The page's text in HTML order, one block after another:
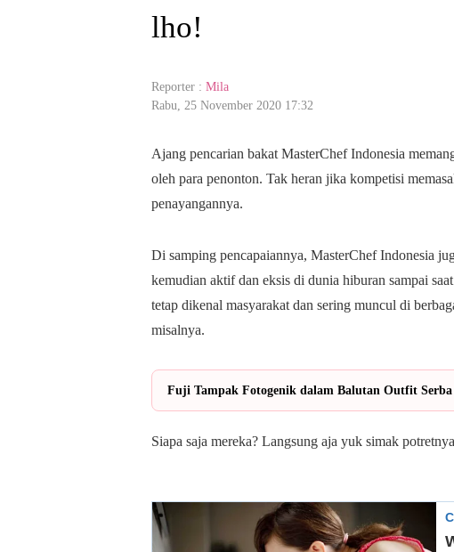
lho!
Reporter : Mila
Rabu, 25 November 2020 17:32
Ajang pencarian bakat MasterChef Indonesia
oleh para penonton. Tak heran jika kompetisi
penayangannya.
Di samping pencapaiannya, MasterChef Indonesia
kemudian aktif dan eksis di dunia hiburan sampai
tetap dikenal masyarakat dan sering muncul di
misalnya.
Fuji Tampak Fotogenik dalam Balutan Outfit
Siapa saja mereka? Langsung aja yuk simak